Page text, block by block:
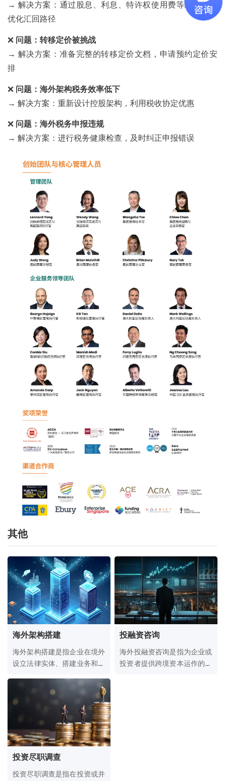
→ 解决方案：通过股息、利息、特许权使用费等组合方式
优化汇回路径
❌ 问题：转移定价被挑战
→ 解决方案：准备完整的转移定价文档，申请预约定价安
排
❌ 问题：海外架构税务效率低下
→ 解决方案：重新设计控股架构，利用税收协定优惠
❌ 问题：海外税务申报违规
→ 解决方案：进行税务健康检查，及时纠正申报错误
其他
海外架构搭建
海外架构搭建是指企业在境外
设立法律实体、搭建业务和财
投资、税务优化、风险隔离或
全球化运营。
投融资咨询
海外投融资咨询是指为企业或
投资者提供跨境资本运作的专
投资尽职调查
投资尽职调查是指在投资或并